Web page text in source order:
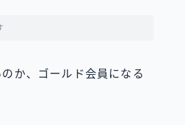
か、ゴールド会員になる